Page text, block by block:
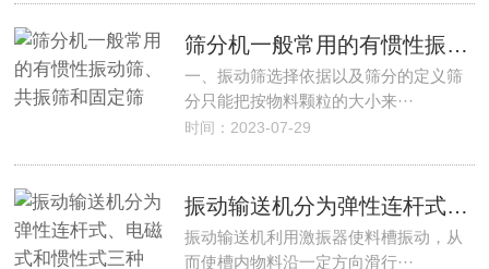
筛分机一般常用的有惯性振动筛、共振筛和固定筛
一、振动筛选择依据以及筛分的定义筛
分只能把按物料颗粒的大小来···
时间：2023-07-29
振动输送机分为弹性连杆式、电磁式和惯性式三种
振动输送机利用激振器使料槽振动，从
而使槽内物料沿一定方向滑行···